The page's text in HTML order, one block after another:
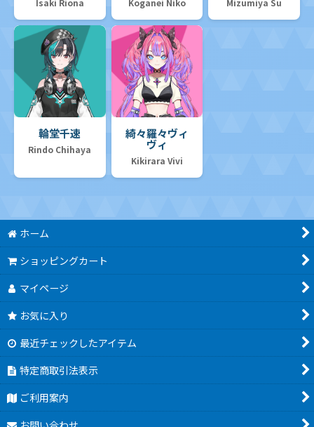
Isaki Riona Koganei Niko Mizumiya Su
輪堂千速
Rindo Chihaya
綺々羅々ヴィ
ヴィ
Kikirara Vivi
ホーム
ショッピングカート
マイページ
お気に入り
最近チェックしたアイテム
特定商取引法表示
ご利用案内